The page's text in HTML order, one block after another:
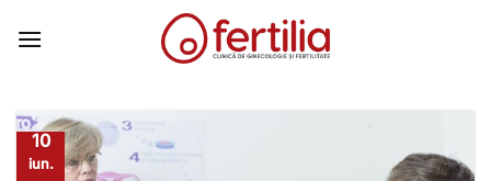
10
iun.